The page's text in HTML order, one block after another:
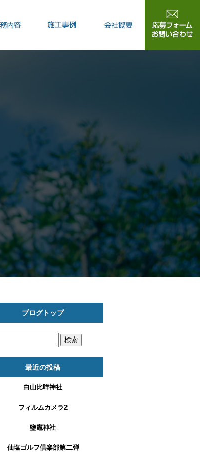
ブログトップ
最近の投稿
白山比咩神社
フィルムカメラ2
鹽竈神社
仙塩ゴルフ倶楽部第二弾